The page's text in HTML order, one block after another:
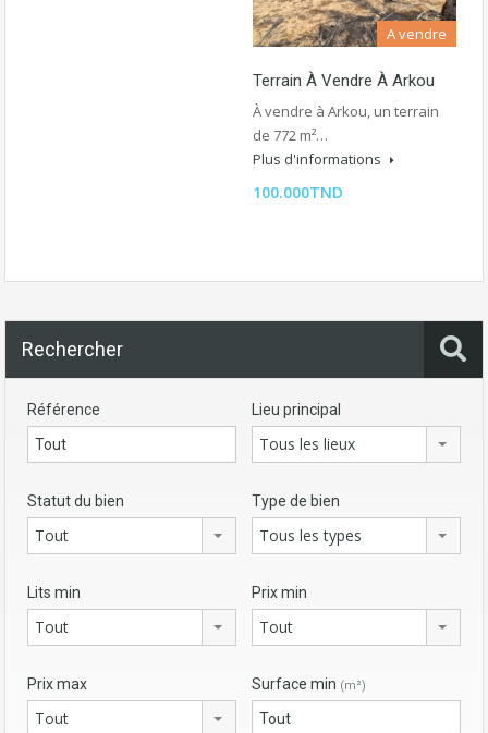
A vendre
Terrain À Vendre À Arkou
À vendre à Arkou, un terrain
de 772 m²…
Plus d'informations
100.000TND
Rechercher
Référence Lieu principal
Tous les lieux
Statut du bien
Tout
Type de bien
Tous les types
Lits min
Tout
Prix min
Tout
Prix max
Tout
Surface min (m²)